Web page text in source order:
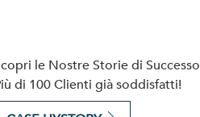
le Nostre Storie di Successo
di 100 Clienti già soddisfatti!